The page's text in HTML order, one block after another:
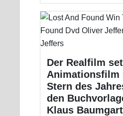
Der Realfilm
Animationsfilm
Stern des
den
Klaus